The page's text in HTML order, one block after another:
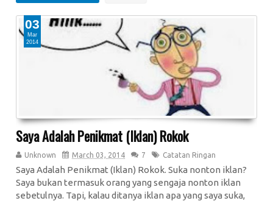
Saya Adalah Penikmat (Iklan) Rokok
Unknown March 03, 2014 7 Catatan Ringan
Saya Adalah Penikmat (Iklan) Rokok. Suka nonton iklan?
Saya bukan termasuk orang yang sengaja nonton iklan
sebetulnya. Tapi, kalau ditanya iklan apa yang saya suka,
03
Mar
2014